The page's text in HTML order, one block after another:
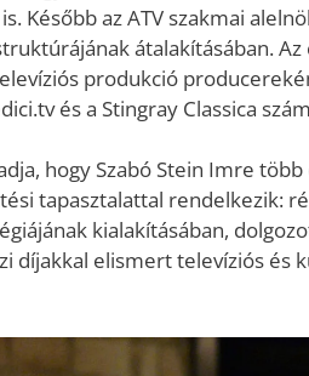
Később az ATV szakmai
átalakításában.
produkció
és a Stingray Classica
hogy Szabó Stein Imre
tapasztalattal rendelkezik:
kialakításában,
díjakkal elismert televíziós és